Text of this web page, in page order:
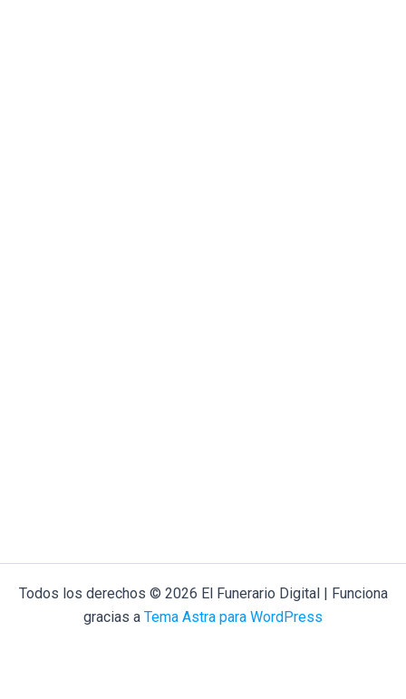
Todos los derechos © 2026 El Funerario Digital | Funciona
gracias a Tema Astra para WordPress